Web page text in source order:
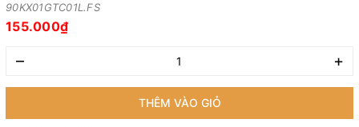
90KX01GTC01L.FS
155.000₫
– +
THÊM VÀO GIỎ